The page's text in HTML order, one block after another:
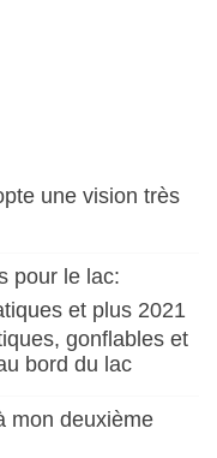
une vision très
gonflables et
bord du lac